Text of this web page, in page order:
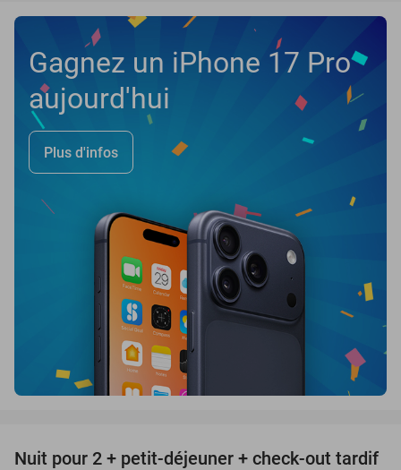
Gagnez un iPhone 17 Pro
aujourd'hui
Plus d'infos
Nuit pour 2 + petit-déjeuner + check-out tardif